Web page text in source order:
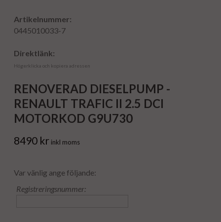
Artikelnummer:
0445010033-7
Direktlänk:
Högerklicka och kopiera adressen
RENOVERAD DIESELPUMP -
RENAULT TRAFIC II 2.5 DCI
MOTORKOD G9U730
8490 kr inkl moms
Var vänlig ange följande:
Registreringsnummer: